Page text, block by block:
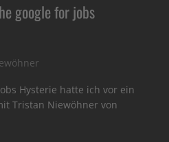
google for jobs
Hysterie hatte ich vor ein
Tristan Niewöhner von